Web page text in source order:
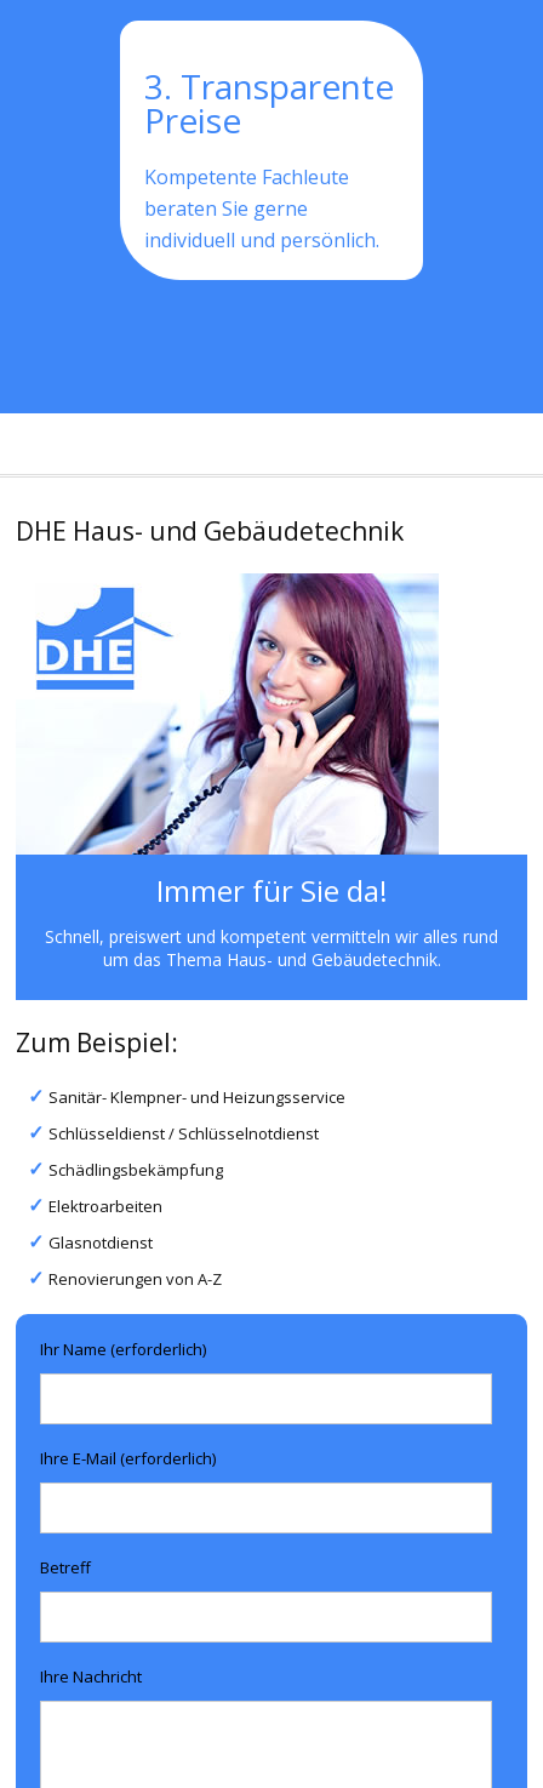
3. Transparente
Preise
Kompetente Fachleute
beraten Sie gerne
individuell und persönlich.
DHE Haus- und Gebäudetechnik
Immer für Sie da!
Schnell, preiswert und kompetent vermitteln wir alles rund
um das Thema Haus- und Gebäudetechnik.
Zum Beispiel:
Sanitär- Klempner- und Heizungsservice
Schlüsseldienst / Schlüsselnotdienst
Schädlingsbekämpfung
Elektroarbeiten
Glasnotdienst
Renovierungen von A-Z
Ihr Name (erforderlich)
Ihre E-Mail (erforderlich)
Betreff
Ihre Nachricht